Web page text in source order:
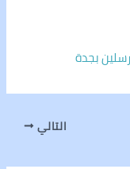
بجدة
التالي